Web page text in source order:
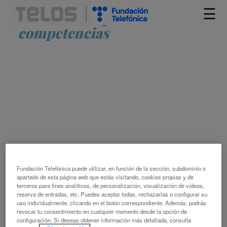
☰
Artículos etiquetados como
competencias
ARTIFICIAL PARA POTENCIAR EL
UNIVERSITARIA
ANTONIO FERNÁNDEZ COCA
APRENDIZAJE ACTIVOCOMPETENCIAS DIGITALES
COMPRENSIÓNDOCENCIAEDUCACIÓNESTRATEGIAS
Fundación Telefónica puede utilizar, en función de la sección, subdominio o
apartado de esta página web que estás visitando, cookies propias y de
terceros para fines analíticos, de personalización, visualización de vídeos,
reserva de entradas, etc. Puedes aceptar todas, rechazarlas o configurar su
uso individualmente, clicando en el botón correspondiente. Además, podrás
revocar tu consentimiento en cualquier momento desde la opción de
configuración. Si deseas obtener información más detallada, consulta